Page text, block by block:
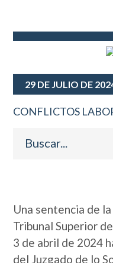
29 DE JULIO DE
CONFLICTOS
Una sentencia de
Tribunal Superior
3 de abril de 2024
del Juzgado de lo